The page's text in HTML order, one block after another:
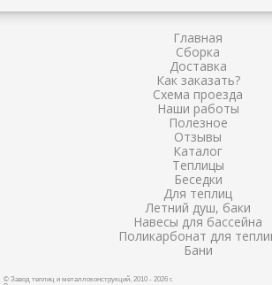
Главная
Сборка
Доставка
Как заказать?
Схема проезда
Наши работы
Полезное
Отзывы
Каталог
Теплицы
Беседки
Для теплиц
Летний душ, баки
Навесы для бассейна
Поликарбонат для
Бани
© Завод теплиц и металлоконструкций, 2010 - 2026 г.